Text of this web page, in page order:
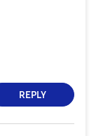
REPLY